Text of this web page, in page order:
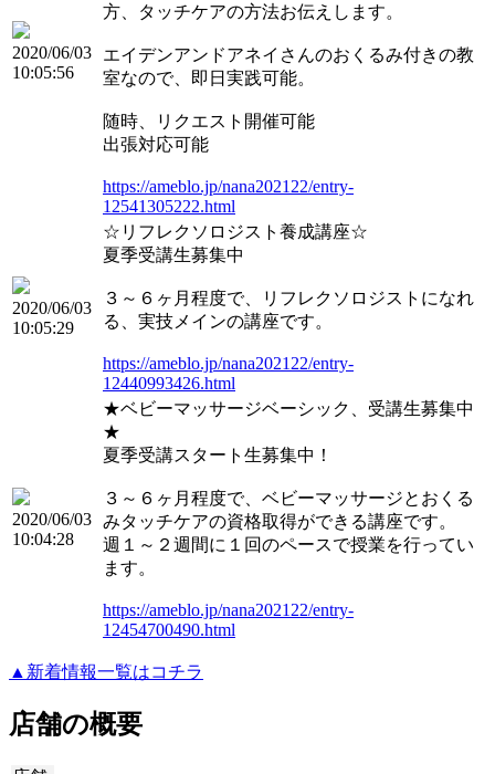
2020/06/03
10:05:56
方、タッチケアの方法お伝えします。
エイデンアンドアネイさんのおくるみ付きの教
室なので、即日実践可能。
随時、リクエスト開催可能
出張対応可能
https://ameblo.jp/nana202122/entry-
12541305222.html
2020/06/03
10:05:29
☆リフレクソロジスト養成講座☆
夏季受講生募集中
３～６ヶ月程度で、リフレクソロジストになれ
る、実技メインの講座です。
https://ameblo.jp/nana202122/entry-
12440993426.html
2020/06/03
10:04:28
★ベビーマッサージベーシック、受講生募集中
★
夏季受講スタート生募集中！
３～６ヶ月程度で、ベビーマッサージとおくる
みタッチケアの資格取得ができる講座です。
週１～２週間に１回のペースで授業を行ってい
ます。
https://ameblo.jp/nana202122/entry-
12454700490.html
▲新着情報一覧はコチラ
店舗の概要